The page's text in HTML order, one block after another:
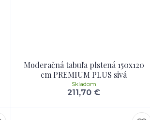
Moderačná tabuľa plstená 150x120
cm PREMIUM PLUS sivá
211,70 €
Skladom